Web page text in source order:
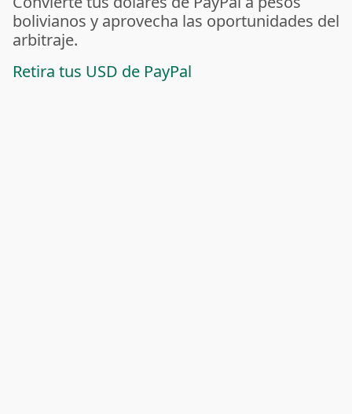
bolivianos y aprovecha las oportunidades del
arbitraje.
Retira tus USD de PayPal